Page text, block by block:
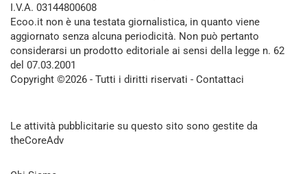
I.V.A. 03144800608
Ecoo.it non è una testata giornalistica, in quanto viene
aggiornato senza alcuna periodicità. Non può pertanto
considerarsi un prodotto editoriale ai sensi della legge n. 62
del 07.03.2001
Copyright ©2026 - Tutti i diritti riservati - Contattaci
Le attività pubblicitarie su questo sito sono gestite da
theCoreAdv